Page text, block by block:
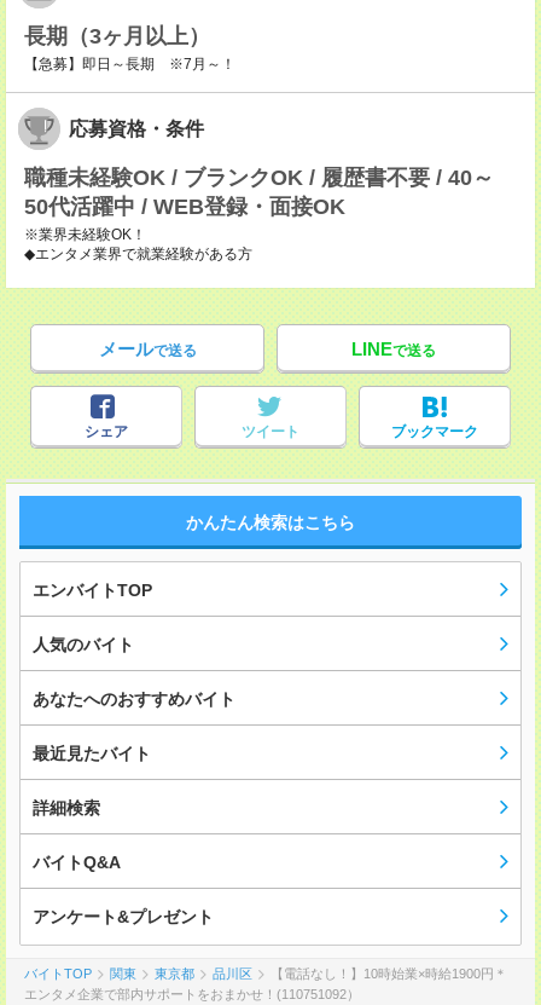
長期（3ヶ月以上）
【急募】即日～長期 ※7月～！
応募資格・条件
職種未経験OK / ブランクOK / 履歴書不要 / 40～
50代活躍中 / WEB登録・面接OK
※業界未経験OK！
◆エンタメ業界で就業経験がある方
メールで送る LINEで送る
シェア ツイート ブックマーク
かんたん検索はこちら
エンバイトTOP
人気のバイト
あなたへのおすすめバイト
最近見たバイト
詳細検索
バイトQ&A
アンケート&プレゼント
バイトTOP 関東 東京都 品川区
【電話なし！】10時始業×時給1900円＊
エンタメ企業で部内サポートをおまかせ！(110751092）